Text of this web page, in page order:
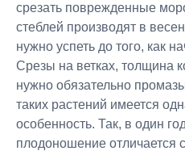
срезать поврежденные
стеблей производят в
нужно успеть до того, как
Срезы на ветках, толщина
нужно обязательно
таких растений имеется
особенность. Так, в один
плодоношение отличается